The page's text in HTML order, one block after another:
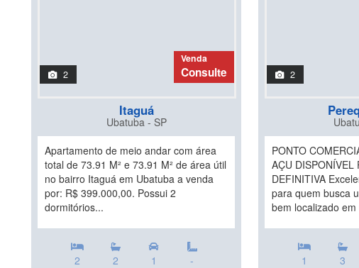
2
Venda
Consulte
Itaguá
Ubatuba - SP
Apartamento de meio andar com área
total de 73.91 M² e 73.91 M² de área útil
no bairro Itaguá em Ubatuba a venda
por: R$ 399.000,00. Possui 2
dormitórios...
2 2 1 -
2
PONTO
AÇU DISPONÍVEL
DEFINITIVA
para quem busca
bem localizado em
1 3